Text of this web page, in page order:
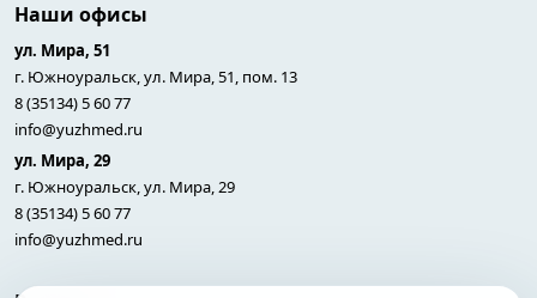
Наши офисы
ул. Мира, 51
г. Южноуральск, ул. Мира, 51, пом. 13
8 (35134) 5 60 77
info@yuzhmed.ru
ул. Мира, 29
г. Южноуральск, ул. Мира, 29
8 (35134) 5 60 77
info@yuzhmed.ru